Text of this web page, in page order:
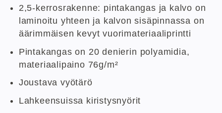
2,5-kerrosrakenne: pintakangas ja kalvo on
laminoitu yhteen ja kalvon sisäpinnassa on
äärimmäisen kevyt vuorimateriaaliprintti
Pintakangas on 20denierin polyamidia,
materiaalipaino 76g/m²
Joustava vyötärö
Lahkeensuissa kiristysnyörit